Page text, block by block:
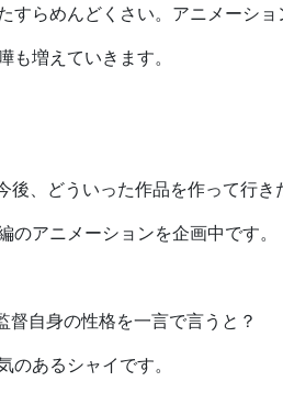
すらめんどくさい。アニメーショ
も増えていきます。
後、どういった作品を作って行き
のアニメーションを企画中です。
督自身の性格を一言で言うと？​
のあるシャイです。